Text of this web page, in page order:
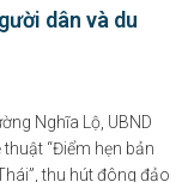
dân và du
Nghĩa Lộ, UBND
“Điểm hẹn bản
thu hút đông đảo
cụ thể chính sách hỗ...
vụ trọng tâm năm